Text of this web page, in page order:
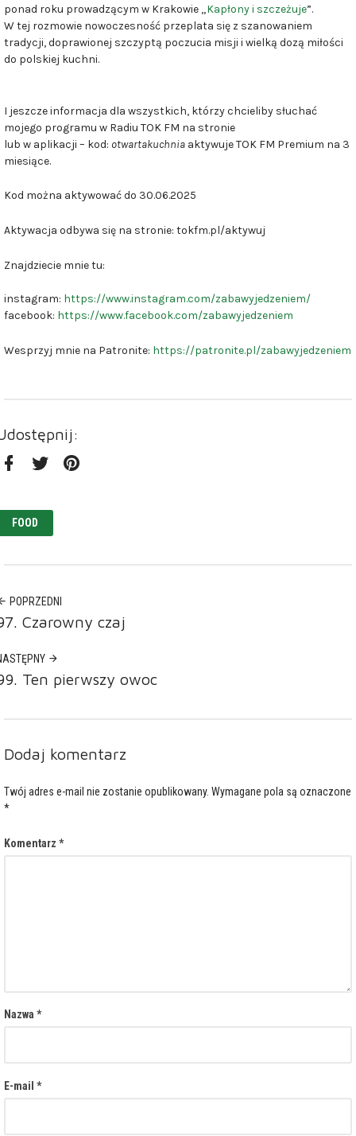
ponad roku prowadzącym w Krakowie „Kapłony i szczeżuje”.
W tej rozmowie nowoczesność przeplata się z szanowaniem
tradycji, doprawionej szczyptą poczucia misji i wielką dozą miłości
do polskiej kuchni.
I jeszcze informacja dla wszystkich, którzy chcieliby słuchać
mojego programu w Radiu TOK FM na stronie
lub w aplikacji – kod: otwartakuchnia aktywuje TOK FM Premium na 3
miesiące.
Kod można aktywować do 30.06.2025
Aktywacja odbywa się na stronie: tokfm.pl/aktywuj
Znajdziecie mnie tu:
instagram: https://www.instagram.com/zabawyjedzeniem/
facebook: https://www.facebook.com/zabawyjedzeniem
Wesprzyj mnie na Patronite: https://patronite.pl/zabawyjedzeniem
FOOD
POPRZEDNI
Czarowny czaj
Ten pierwszy owoc
Dodaj komentarz
Twój adres e-mail nie zostanie opublikowany. Wymagane pola są oznaczone
*
Komentarz *
Nazwa *
E-mail *